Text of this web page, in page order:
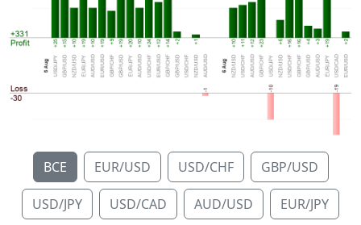
ВСЕ EUR/USD USD/CHF GBP/USD
USD/JPY USD/CAD AUD/USD EUR/JPY